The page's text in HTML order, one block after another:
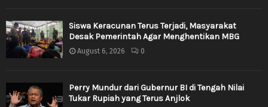
Siswa Keracunan Terus Terjadi, Masyarakat
Desak Pemerintah Agar Menghentikan MBG
August 6, 2026 0
Perry Mundur dari Gubernur BI di Tengah Nilai
Tukar Rupiah yang Terus Anjlok